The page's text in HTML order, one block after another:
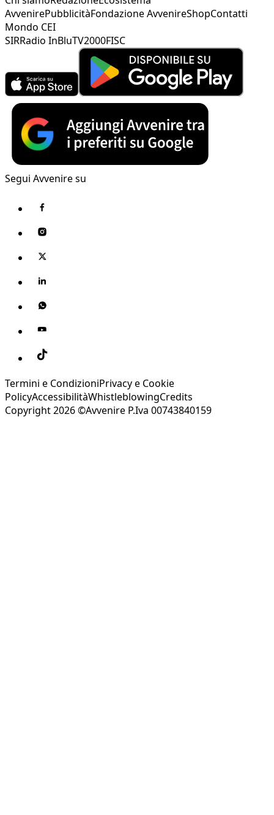
AvvenirePubblicitàFondazione AvvenireShopContatti
Mondo CEI
SIRRadio InBluTV2000FISC
Segui Avvenire su
Termini e CondizioniPrivacy e Cookie
PolicyAccessibilitàWhistleblowingCredits
Copyright 2026 ©Avvenire P.Iva 00743840159